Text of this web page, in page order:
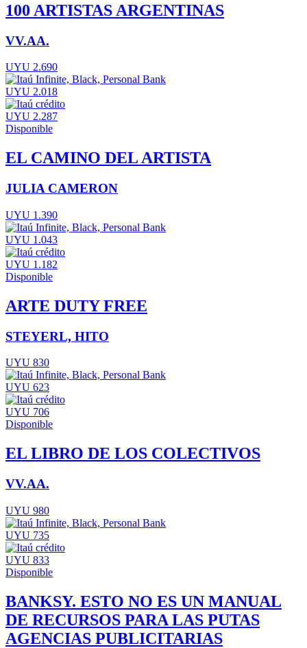
100 ARTISTAS ARGENTINAS
VV.AA.
UYU 2.690
UYU 2.018
UYU 2.287
Disponible
EL CAMINO DEL ARTISTA
JULIA CAMERON
UYU 1.390
UYU 1.043
UYU 1.182
Disponible
ARTE DUTY FREE
STEYERL, HITO
UYU 830
UYU 623
UYU 706
Disponible
EL LIBRO DE LOS COLECTIVOS
VV.AA.
UYU 980
UYU 735
UYU 833
Disponible
BANKSY. ESTO NO ES UN MANUAL
DE RECURSOS PARA LAS PUTAS
AGENCIAS PUBLICITARIAS